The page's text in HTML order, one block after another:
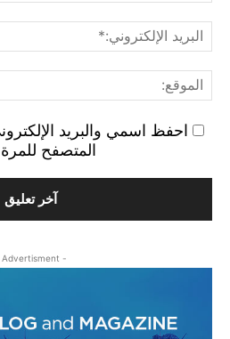
احفظ اسمي والبريد
المتصفح
- Advertisment -